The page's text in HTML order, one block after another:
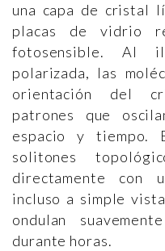
una capa de cristal
placas de vidrio
fotosensible. Al
polarizada, las
orientación del
patrones que
espacio y tiempo.
solitones
directamente con
incluso a simple
ondulan
durante horas.